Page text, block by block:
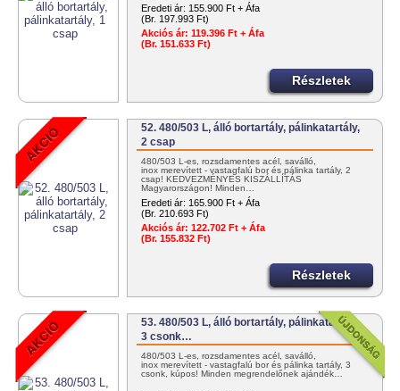
Eredeti ár: 155.900 Ft + Áfa
(Br. 197.993 Ft)
Akciós ár: 119.396 Ft + Áfa
(Br. 151.633 Ft)
Részletek
52. 480/503 L, álló bortartály, pálinkatartály,
2 csap
480/503 L-es, rozsdamentes acél, saválló,
inox merevített - vastagfalú bor és pálinka tartály, 2
csap! KEDVEZMÉNYES KISZÁLLÍTÁS
Magyarországon! Minden…
Eredeti ár: 165.900 Ft + Áfa
(Br. 210.693 Ft)
Akciós ár: 122.702 Ft + Áfa
(Br. 155.832 Ft)
Részletek
53. 480/503 L, álló bortartály, pálinkatartály,
3 csonk…
480/503 L-es, rozsdamentes acél, saválló,
inox merevített - vastagfalú bor és pálinka tartály, 3
csonk, kúpos! Minden megrendelőnek ajándék…